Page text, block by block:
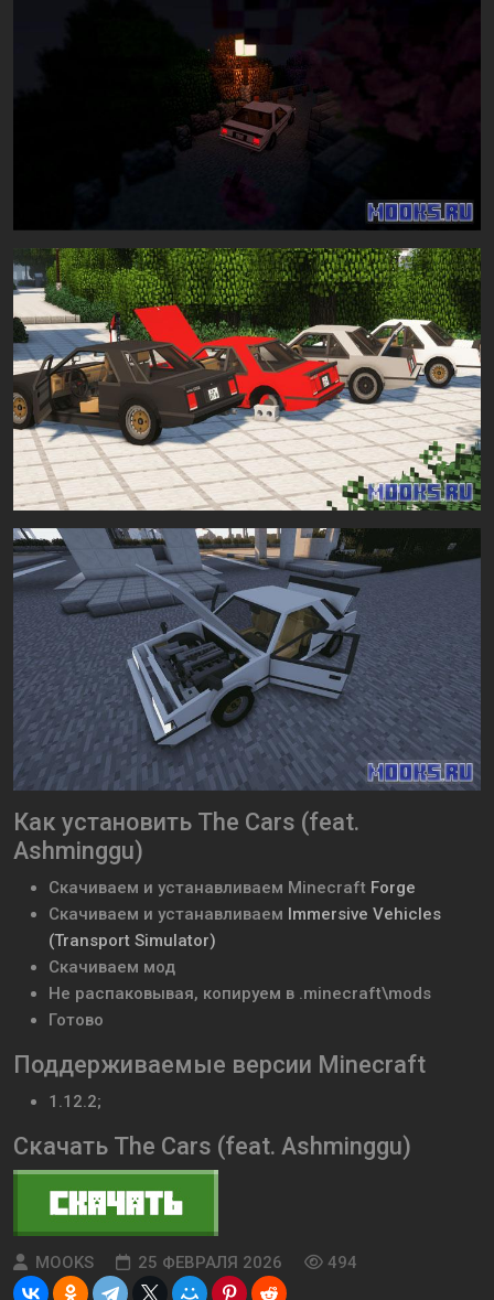
Как установить The Саrs (feat.
Аshminggu)
Скачиваем и устанавливаем Minecraft Forge
Скачиваем и устанавливаем Immersive Vehicles
(Transport Simulator)
Скачиваем мод
Не распаковывая, копируем в .minecraft\mods
Готово
Поддерживаемые версии Minecraft
1.12.2;
Скачать The Саrs (feat. Аshminggu)
MOOKS 25 ФЕВРАЛЯ 2026 494